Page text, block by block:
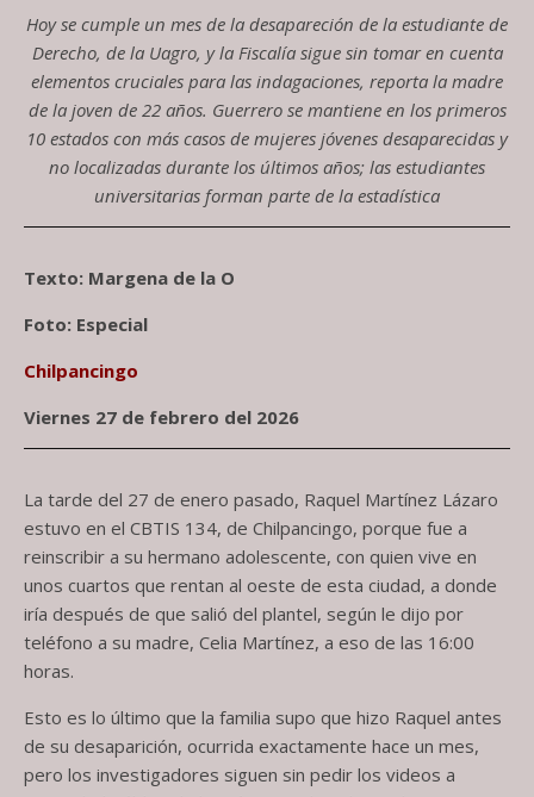
Hoy se cumple un mes de la desapareción de la estudiante de
Derecho, de la Uagro, y la Fiscalía sigue sin tomar en cuenta
elementos cruciales para las indagaciones, reporta la madre
de la joven de 22 años. Guerrero se mantiene en los primeros
10 estados con más casos de mujeres jóvenes desaparecidas y
no localizadas durante los últimos años; las estudiantes
universitarias forman parte de la estadística
Texto: Margena de la O
Foto: Especial
Chilpancingo
Viernes 27 de febrero del 2026
La tarde del 27 de enero pasado, Raquel Martínez Lázaro
estuvo en el CBTIS 134, de Chilpancingo, porque fue a
reinscribir a su hermano adolescente, con quien vive en
unos cuartos que rentan al oeste de esta ciudad, a donde
iría después de que salió del plantel, según le dijo por
teléfono a su madre, Celia Martínez, a eso de las 16:00
horas.
Esto es lo último que la familia supo que hizo Raquel antes
de su desaparición, ocurrida exactamente hace un mes,
pero los investigadores siguen sin pedir los videos a